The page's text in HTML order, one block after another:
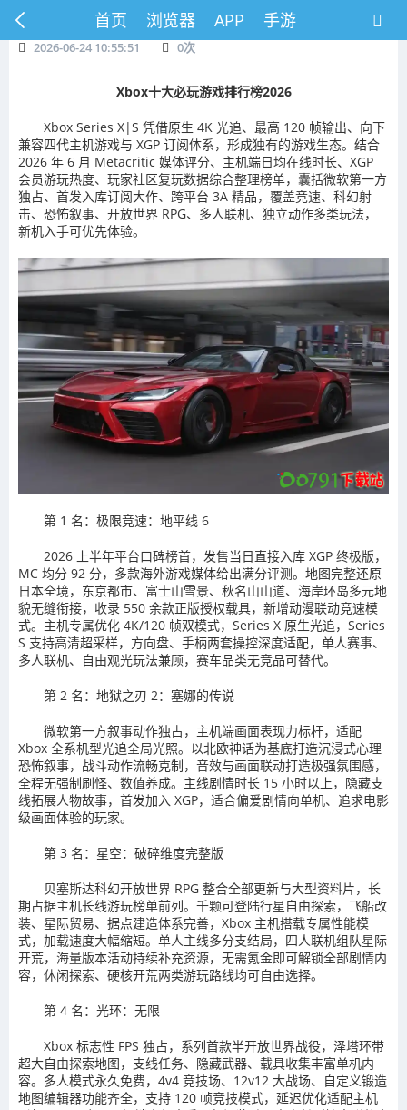
首页 浏览器 APP 手游
2026-06-24 10:55:51 0次
Xbox十大必玩游戏排行榜2026
Xbox Series X|S 凭借原生 4K 光追、最高 120 帧输出、向下
兼容四代主机游戏与 XGP 订阅体系，形成独有的游戏生态。结合
2026 年 6 月 Metacritic 媒体评分、主机端日均在线时长、XGP
会员游玩热度、玩家社区复玩数据综合整理榜单，囊括微软第一方
独占、首发入库订阅大作、跨平台 3A 精品，覆盖竞速、科幻射
击、恐怖叙事、开放世界 RPG、多人联机、独立动作多类玩法，
新机入手可优先体验。
第 1 名：极限竞速：地平线 6
2026 上半年平台口碑榜首，发售当日直接入库 XGP 终极版，
MC 均分 92 分，多款海外游戏媒体给出满分评测。地图完整还原
日本全境，东京都市、富士山雪景、秋名山山道、海岸环岛多元地
貌无缝衔接，收录 550 余款正版授权载具，新增动漫联动竞速模
式。主机专属优化 4K/120 帧双模式，Series X 原生光追，Series
S 支持高清超采样，方向盘、手柄两套操控深度适配，单人赛事、
多人联机、自由观光玩法兼顾，赛车品类无竞品可替代。
第 2 名：地狱之刃 2：塞娜的传说
微软第一方叙事动作独占，主机端画面表现力标杆，适配
Xbox 全系机型光追全局光照。以北欧神话为基底打造沉浸式心理
恐怖叙事，战斗动作流畅克制，音效与画面联动打造极强氛围感，
全程无强制刷怪、数值养成。主线剧情时长 15 小时以上，隐藏支
线拓展人物故事，首发加入 XGP，适合偏爱剧情向单机、追求电影
级画面体验的玩家。
第 3 名：星空：破碎维度完整版
贝塞斯达科幻开放世界 RPG 整合全部更新与大型资料片，长
期占据主机长线游玩榜单前列。千颗可登陆行星自由探索，飞船改
装、星际贸易、据点建造体系完善，Xbox 主机搭载专属性能模
式，加载速度大幅缩短。单人主线多分支结局，四人联机组队星际
开荒，海量版本活动持续补充资源，无需氪金即可解锁全部剧情内
容，休闲探索、硬核开荒两类游玩路线均可自由选择。
第 4 名：光环：无限
Xbox 标志性 FPS 独占，系列首款半开放世界战役，泽塔环带
超大自由探索地图，支线任务、隐藏武器、载具收集丰富单机内
容。多人模式永久免费，4v4 竞技场、12v12 大战场、自定义锻造
地图编辑器功能齐全，支持 120 帧竞技模式，延迟优化适配主机